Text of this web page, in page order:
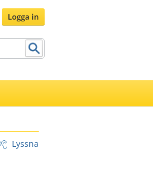
Logga in
Lyssna